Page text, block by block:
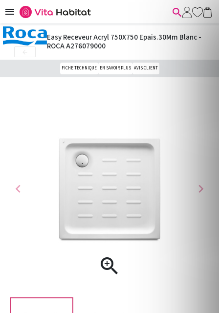
 
chevron_left

chevron_right
Easy Receveur Acryl 750X750 Epais.30Mm Blanc -
ROCA A276079000
FICHE TECHNIQUE EN SAVOIR PLUS AVIS CLIENT